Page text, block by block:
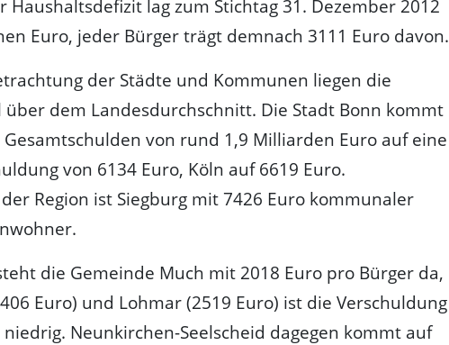
Haushaltsdefizit lag zum Stichtag 31. Dezember 2012
Euro, jeder Bürger trägt demnach 3111 Euro davon.
der Städte und Kommunen liegen die
über dem Landesdurchschnitt. Die Stadt Bonn kommt
von rund 1,9 Milliarden Euro auf eine
von 6134 Euro, Köln auf 6619 Euro.
Region ist Siegburg mit 7426 Euro kommunaler
die Gemeinde Much mit 2018 Euro pro Bürger da,
Euro) und Lohmar (2519 Euro) ist die Verschuldung
Neunkirchen-Seelscheid dagegen kommt auf